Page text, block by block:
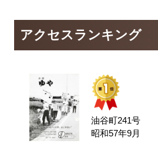
アクセスランキング
油谷町241号
昭和57年9月